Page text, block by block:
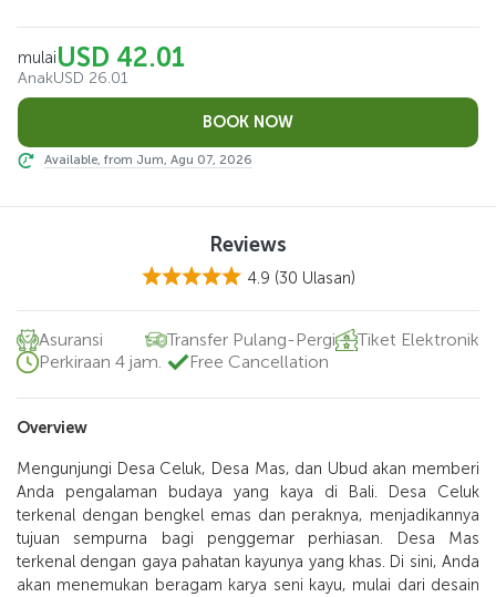
Asuransi Transfer Pulang-Pergi
Tiket Elektronik
Perkiraan 4 jam.
Free Cancellation
Overview
Mengunjungi Desa Celuk, Desa Mas, dan Ubud akan memberi
Anda pengalaman budaya yang kaya di Bali. Desa Celuk
terkenal dengan bengkel emas dan peraknya, menjadikannya
tujuan sempurna bagi penggemar perhiasan. Desa Mas
terkenal dengan gaya pahatan kayunya yang khas. Di sini, Anda
akan menemukan beragam karya seni kayu, mulai dari desain
mulaiUSD 42.01
AnakUSD 26.01
Available, from Jum, Agu 07, 2026
Reviews
4.9 (30 Ulasan)